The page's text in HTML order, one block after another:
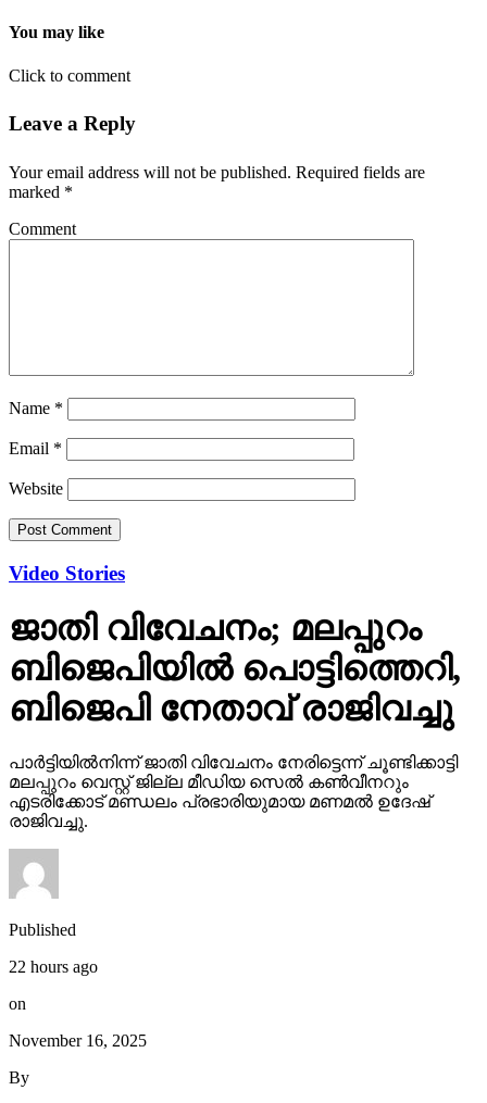
You may like
Click to comment
Leave a Reply
Your email address will not be published. Required fields are
marked *
Comment
Name *
Email *
Website
Video Stories
ജാതി വിവേചനം; മലപ്പുറം
ബിജെപിയില്‍ പൊട്ടിത്തെറി,
ബിജെപി നേതാവ് രാജിവച്ചു
പാര്‍ട്ടിയില്‍നിന്ന് ജാതി വിവേചനം നേരിട്ടെന്ന് ചൂണ്ടിക്കാട്ടി
മലപ്പുറം വെസ്റ്റ് ജില്ല മീഡിയ സെല്‍ കണ്‍വീനറും
എടരിക്കോട് മണ്ഡലം പ്രഭാരിയുമായ മണമല്‍ ഉദേഷ്
രാജിവച്ചു.
Published
22 hours ago
on
November 16, 2025
By